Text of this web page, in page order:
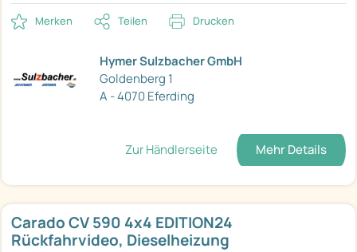
Merken Teilen Drucken
Hymer Sulzbacher GmbH
Goldenberg 1
A - 4070 Eferding
Zur Händlerseite Mehr Details
Carado CV 590 4x4 EDITION24
Rückfahrvideo, Dieselheizung